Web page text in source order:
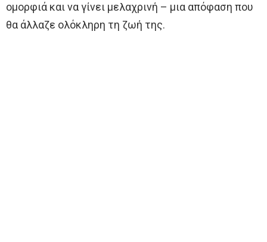
ομορφιά και να γίνει μελαχρινή – μια απόφαση που
θα άλλαζε ολόκληρη τη ζωή της.